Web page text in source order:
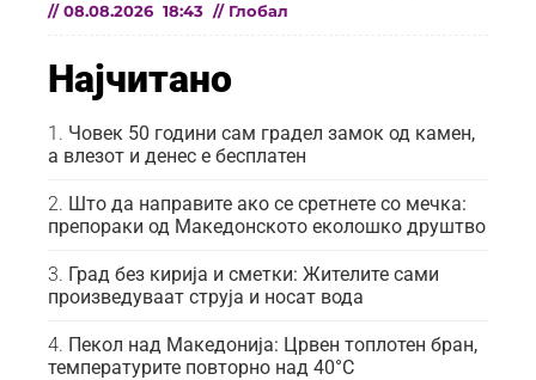
// 08.08.2026 18:43 // Глобал
Најчитано
Човек 50 години сам градел замок од камен,
а влезот и денес е бесплатен
Што да направите ако се сретнете со мечка:
препораки од Македонското еколошко друштво
Град без кирија и сметки: Жителите сами
произведуваат струја и носат вода
Пекол над Македонија: Црвен топлотен бран,
температурите повторно над 40°C